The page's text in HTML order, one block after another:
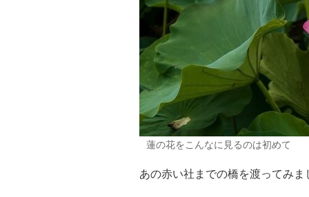
蓮の花をこんなに見るのは初めて
あの赤い社までの橋を渡ってみま